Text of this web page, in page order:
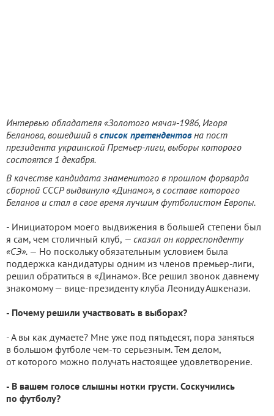
Интервью обладателя «Золотого мяча»-1986, Игоря
Беланова, вошедший в список претендентовна пост
президента украинской Премьер-лиги, выборы которого
состоятся 1 декабря.
В качестве кандидата знаменитого в прошлом форварда
сборной СССР выдвинуло «Динамо», в составе которого
Беланов и стал в свое время лучшим футболистом Европы.
- Инициатором моего выдвижения в большей степени был
я сам, чем столичный клуб, — сказал он корреспонденту
«СЭ». — Но поскольку обязательным условием была
поддержка кандидатуры одним из членов премьер-лиги,
решил обратиться в «Динамо». Все решил звонок давнему
знакомому — вице-президенту клуба Леониду Ашкенази.
- Почему решили участвовать в выборах?
- А вы как думаете? Мне уже под пятьдесят, пора заняться
в большом футболе чем-то серьезным. Тем делом,
от которого можно получать настоящее удовлетворение.
- В вашем голосе слышны нотки грусти. Соскучились
по футболу?